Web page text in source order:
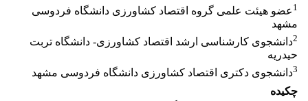
1 عضو هیئت علمی گروه اقتصاد کشاورزی دانشگاه فردوسی
مشهد
2دانشجوی کارشناسی ارشد اقتصاد کشاورزی- دانشگاه تربت
حیدریه
3دانشجوی دکتری اقتصاد کشاورزی دانشگاه فردوسی مشهد
چکیده